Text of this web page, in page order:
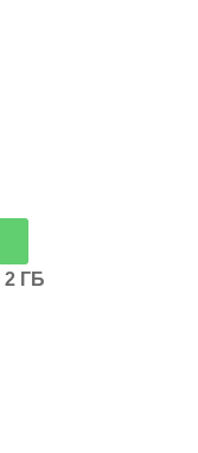
2 ГБ